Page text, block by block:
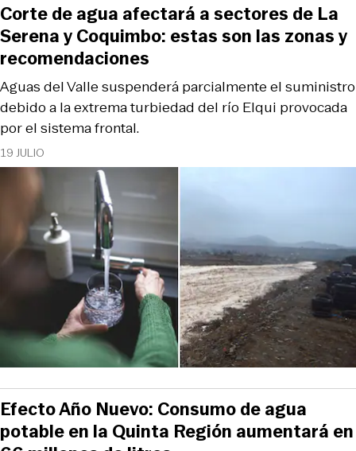
19 JULIO
Aguas del Valle suspenderá parcialmente el suministro
debido a la extrema turbiedad del río Elqui provocada
por el sistema frontal.
Corte de agua afectará a sectores de La
Serena y Coquimbo: estas son las zonas y
recomendaciones
Efecto Año Nuevo: Consumo de agua
potable en la Quinta Región aumentará en